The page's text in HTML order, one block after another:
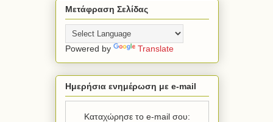
Μετάφραση Σελίδας
Powered by Translate
Ημερήσια ενημέρωση με e-mail
Καταχώρησε το e-mail σου: